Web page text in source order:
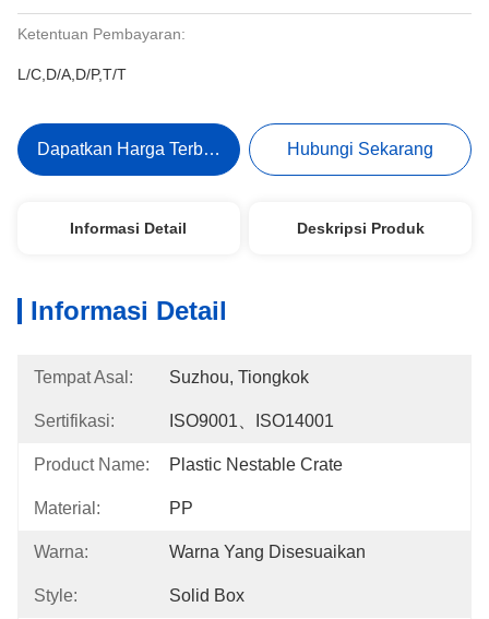
Ketentuan Pembayaran:
L/C,D/A,D/P,T/T
Dapatkan Harga Terbaik Hubungi Sekarang
Informasi Detail Deskripsi Produk
Informasi Detail
Tempat Asal: Suzhou, Tiongkok
Sertifikasi: ISO9001、ISO14001
Product Name: Plastic Nestable Crate
Material: PP
Warna: Warna Yang Disesuaikan
Style: Solid Box